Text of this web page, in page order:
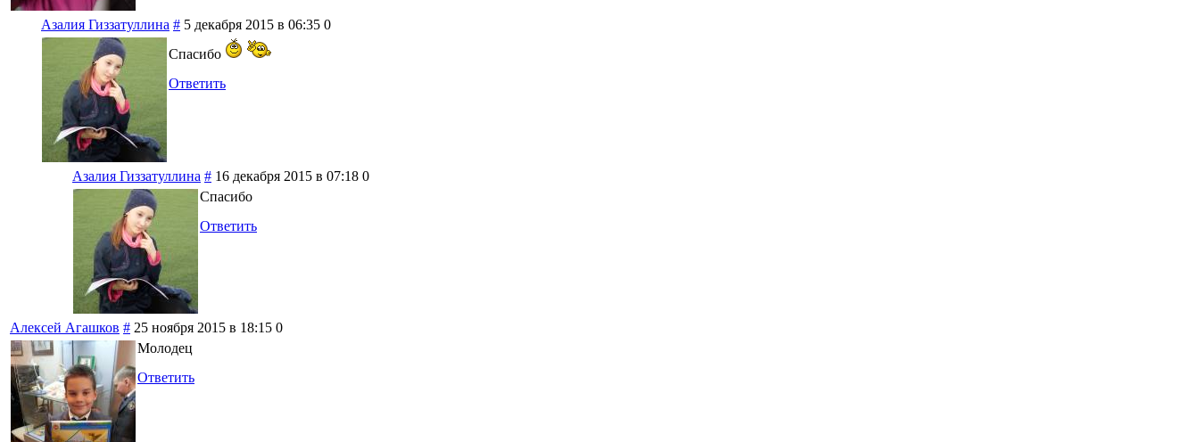
Азалия Гиззатуллина # 5 декабря 2015 в 06:35 0
Спасибо
Ответить
Азалия Гиззатуллина # 16 декабря 2015 в 07:18 0
Спасибо
Ответить
Алексей Агашков # 25 ноября 2015 в 18:15 0
Молодец
Ответить